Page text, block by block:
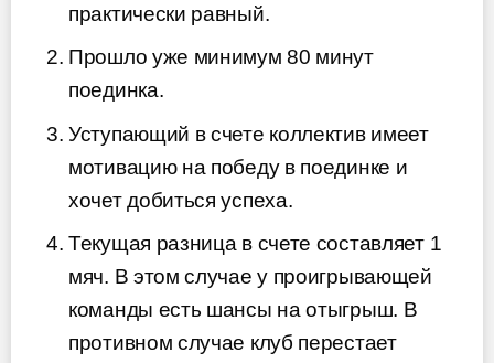
практически равный.
Прошло уже минимум 80 минут
поединка.
Уступающий в счете коллектив имеет
мотивацию на победу в поединке и
хочет добиться успеха.
Текущая разница в счете составляет 1
мяч. В этом случае у проигрывающей
команды есть шансы на отыгрыш. В
противном случае клуб перестает